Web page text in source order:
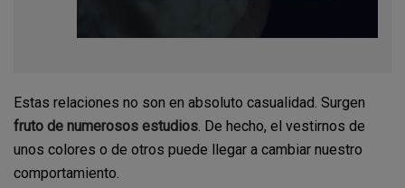
Estas relaciones no son en absoluto casualidad. Surgen
fruto de numerosos estudios . De hecho, el vestirnos de
unos colores o de otros puede llegar a cambiar nuestro
comportamiento.